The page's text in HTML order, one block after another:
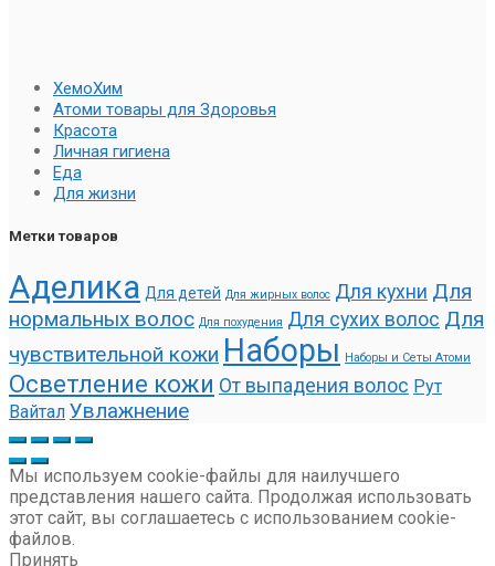
ХемоХим
Атоми товары для Здоровья
Красота
Личная гигиена
Еда
Для жизни
Метки товаров
Аделика Для детей Для жирных волос Для кухни Для
нормальных волос Для похудения Для сухих волос Для
чувствительной кожи Наборы Наборы и Сеты Атоми
Осветление кожи От выпадения волос Рут
Вайтал Увлажнение
Мы используем cookie-файлы для наилучшего
представления нашего сайта. Продолжая использовать
этот сайт, вы соглашаетесь с использованием cookie-
файлов.
Принять